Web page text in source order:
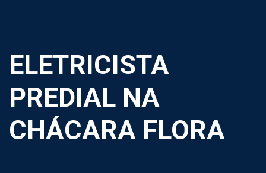
ELETRICISTA
PREDIAL NA
CHÁCARA FLORA